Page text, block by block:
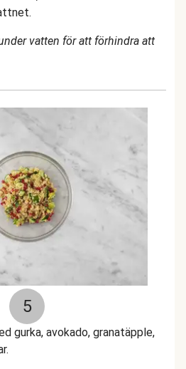
vatten för att förhindra att
5
gurka, avokado, granatäpple,